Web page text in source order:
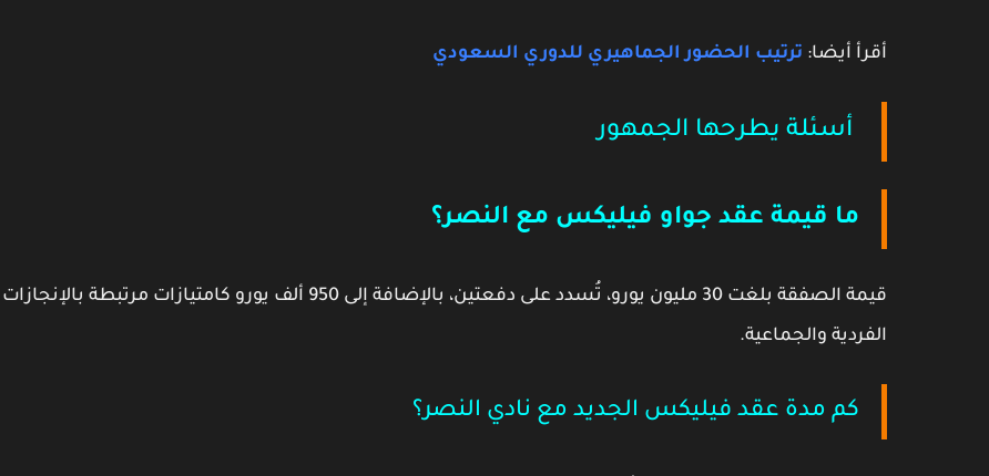
أقرأ أيضا: ترتيب الحضور الجماهيري للدوري السعودي
أسئلة يطرحها الجمهور
ما قيمة عقد جواو فيليكس مع النصر؟
قيمة الصفقة بلغت 30 مليون يورو ، تُسدد على دفعتين، بالإضافة إلى 950 ألف يورو
كامتيازات مرتبطة بالإنجازات
الفردية والجماعية.
كم مدة عقد فيليكس الجديد مع نادي النصر؟